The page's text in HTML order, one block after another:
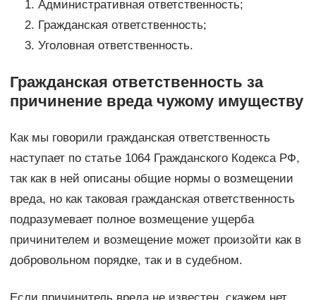
Административная ответственность;
Гражданская ответственность;
Уголовная ответственность.
Гражданская ответственность за
причинение вреда чужому имуществу
Как мы говорили гражданская ответственность
наступает по статье 1064 Гражданского Кодекса РФ,
так как в ней описаны общие нормы о возмещении
вреда, но как таковая гражданская ответственность
подразумевает полное возмещение ущерба
причинителем и возмещение может произойти как в
добровольном порядке, так и в судебном.
Если причинитель вреда не известен, скажем нет